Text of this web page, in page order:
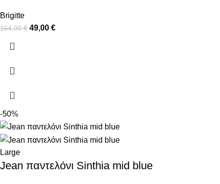
Brigitte
164,00€ 49,00 €
-50%
Large
Jean παντελόνι Sinthia mid blue